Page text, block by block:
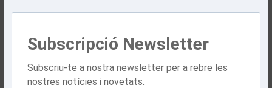
Subscripció Newsletter
Subscriu-te a nostra newsletter per a rebre les
nostres notícies i novetats.